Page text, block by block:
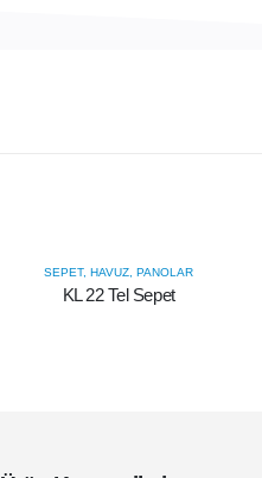
SEPET, HAVUZ, PANOLAR
KL 22 Tel Sepet